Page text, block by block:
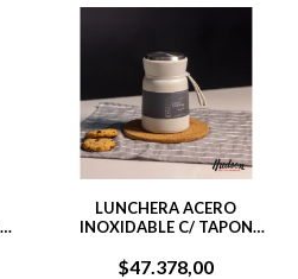
LUNCHERA ACERO
INOXIDABLE C/ TAPON
$47.378,00